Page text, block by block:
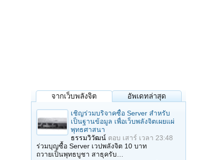
จากเว็บพลังจิต อัพเดทล่าสุด
เชิญร่วมบริจาคซื้อ Server สำหรับ
เป็นฐานข้อมูล เพื่อเว็บพลังจิตเผยแผ่
พุทธศาสนา
ธรรมวิวัฒน์ ตอบ เสาร์ เวลา 23:48
ร่วมบุญซื้อ Server เวปพลังจิต 10 บาท
ถวายเป็นพุทธบูชา สาธุครับ…